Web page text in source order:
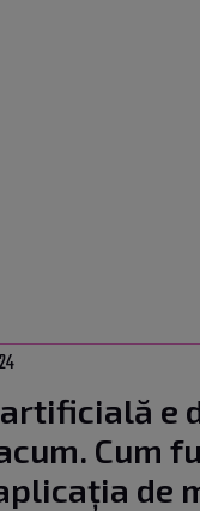
e
Cum
de